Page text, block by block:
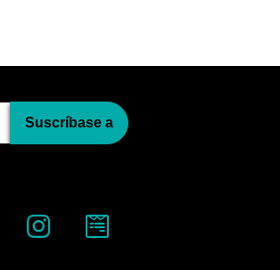
Suscríbase a